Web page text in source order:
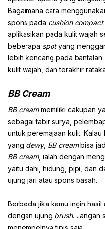
Bagaimana cara
spons pada cushion compact
aplikasikan pada kulit wajah
beberapa spotyang
lebih kencang pada bantalan
kulit wajah, dan terakhir
BB Cream
BB creammemiliki cakupan
sebagai tabir surya,
untuk peremajaan kulit.
yang dewy, BB creambisa
BB cream, ialah dengan
yaitu dahi, hidung, pipi, dan
ujung jari atau spons basah.
Berbeda jika kamu ingin hasil
dengan ujung brush. Jangan
menempelnya tipis saja.